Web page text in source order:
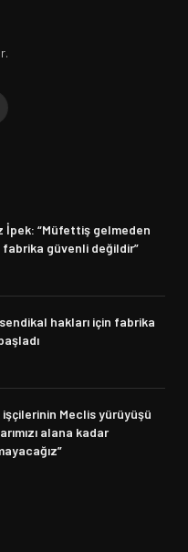
İpek: “Müfettiş gelmeden
güvenli değildir”
hakları için fabrika
Meclis yürüyüşü
alana kadar